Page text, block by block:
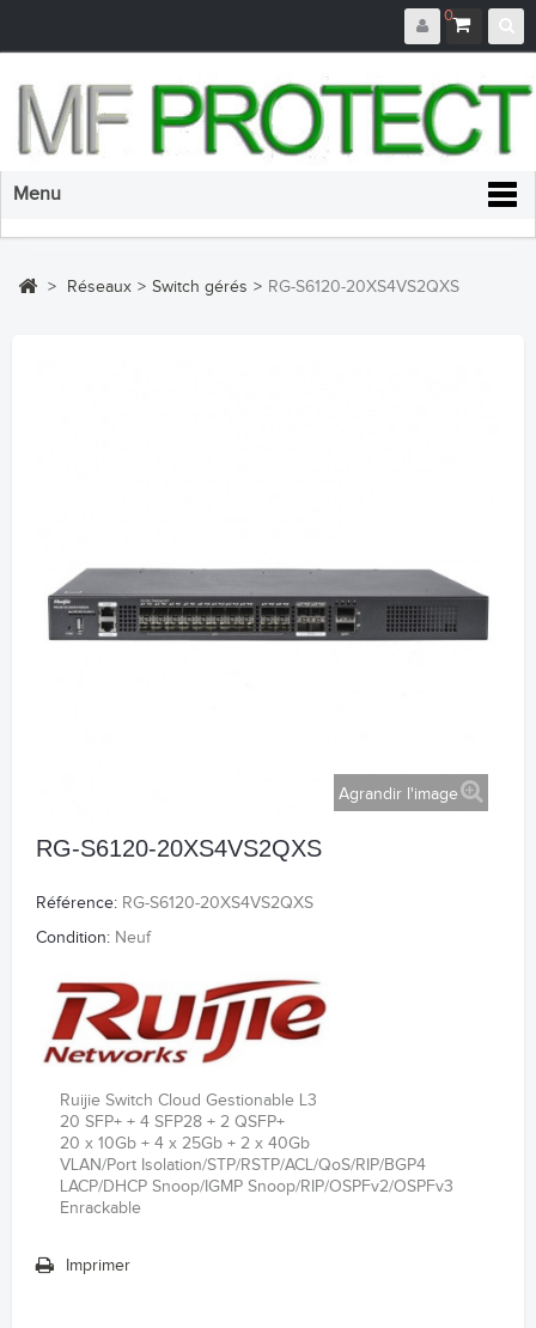
0
Menu
> Réseaux > Switch gérés > RG-S6120-20XS4VS2QXS
Agrandir l'image
RG-S6120-20XS4VS2QXS
Référence: RG-S6120-20XS4VS2QXS
Condition: Neuf
Ruijie Switch Cloud Gestionable L3
20 SFP+ + 4 SFP28 + 2 QSFP+
20 x 10Gb + 4 x 25Gb + 2 x 40Gb
VLAN/Port Isolation/STP/RSTP/ACL/QoS/RIP/BGP4
LACP/DHCP Snoop/IGMP Snoop/RIP/OSPFv2/OSPFv3
Enrackable
Imprimer